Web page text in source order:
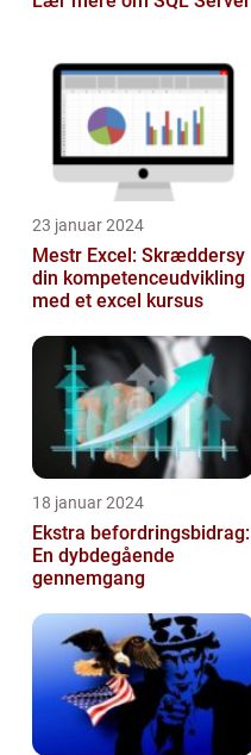
23 januar 2024
Mestr Excel: Skræddersy
din kompetenceudvikling
med et excel kursus
18 januar 2024
Ekstra befordringsbidrag:
En dybdegående
gennemgang